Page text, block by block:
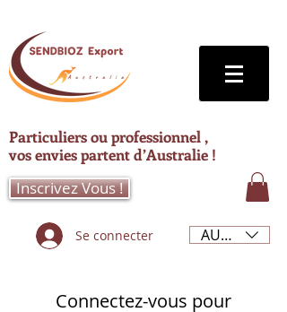
Particuliers ou professionnel ,
vos envies partent d’Australie !
Inscrivez Vous !
Se connecter AUD (AU$)
Connectez-vous pour